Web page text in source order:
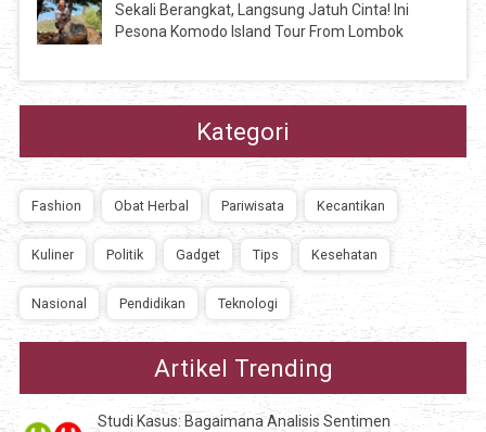
Sekali Berangkat, Langsung Jatuh Cinta! Ini
Pesona Komodo Island Tour From Lombok
Kategori
Fashion Obat Herbal Pariwisata Kecantikan
Kuliner Politik Gadget Tips Kesehatan
Nasional Pendidikan Teknologi
Artikel Trending
Studi Kasus: Bagaimana Analisis Sentimen